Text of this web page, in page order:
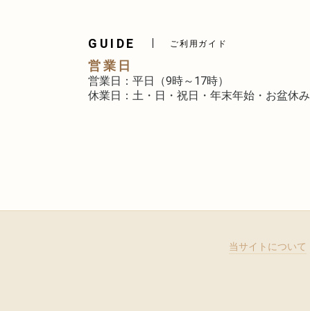
GUIDE ご利用ガイド
営業日
営業日：平日（9時～17時）
休業日：土・日・祝日・年末年始・お盆休み
当サイトについて